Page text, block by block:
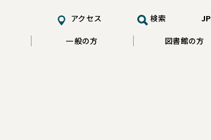
一般の方 図書館の方
アクセス 検索 JP